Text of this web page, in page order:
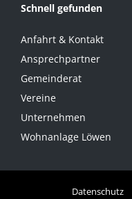
Schnell gefunden
Anfahrt & Kontakt
Ansprechpartner
Gemeinderat
Vereine
Unternehmen
Wohnanlage Löwen
Datenschutz